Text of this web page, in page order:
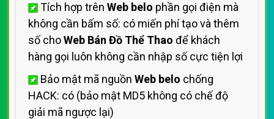
Tích hợp trên Web belo phần gọi điện mà
không cần bấm số: có miến phí tạo và thêm
số choWeb Bán Đồ Thể Thao để khách
hàng gọi luôn không cần nhập số cực tiện lợi
Bảo mật mã nguồn Web belo chống
HACK: có (bảo mật MD5 không có chế độ
giải mã ngược lại)